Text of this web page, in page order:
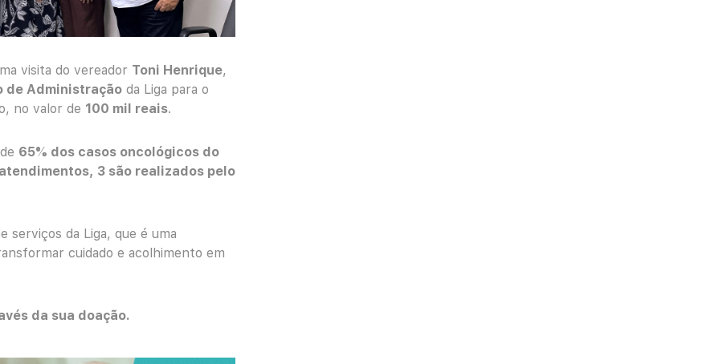
visita do vereador Toni Henrique,
de Administração da Liga para o
no valor de 100 mil reais.
65% dos casos oncológicos do
3 são realizados pelo
serviços da Liga, que é uma
cuidado e acolhimento em
da sua doação.